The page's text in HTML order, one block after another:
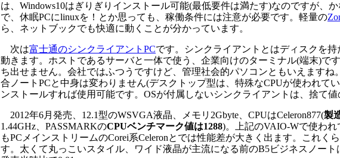
は、Windows10はぎりぎりインストール可能(最低要件は満たす)なのですが、
で、休眠PCにlinuxを！とか思っても、稼働条件には注意が必要です。軽量の
ら、ネットブックでも快適に動くことが分かっています。
次は富士通のシンクライアントPCです。シンクライアントとはディスクを持
動きます。ホストであるサーバと一体で使う、企業向けのターミナル(端末)で
ち出せません。会社ではふつうですけど、管理社会的パソコンともいえます
合ノートPCと中身は変わりません(デスクトップ型は、特殊なCPUが使われて
ンストールすれば使用可能です。OSが付属しないシンクライアントは、捨て値
2012年6月発売、12.1型のWSVGA液晶、メモリ2Gbyte、CPUはCeleron877(製
1.44GHz、PASSMARKのCPUベンチマーク値は1288)。上記のVAIO-Wで使わ
もPCメインストリームのCorei系Celeronとでは性能差が大きく出ます。これく
す。太くて丸っこいスタイル、ワイド液晶が主流になる前のB5ビジネスノート